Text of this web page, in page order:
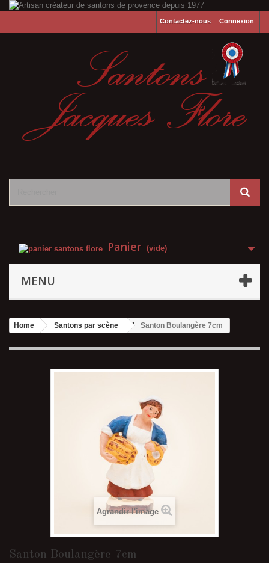
Connexion
Contactez-nous
Panier (vide)
MENU
Home Santons par scène Santon Boulangère 7cm
Agrandir l'image
Santon Boulangère 7cm